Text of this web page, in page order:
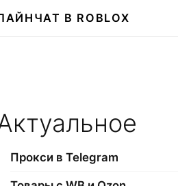
ЧАТ В ROBLOX
Прокси в Telegram